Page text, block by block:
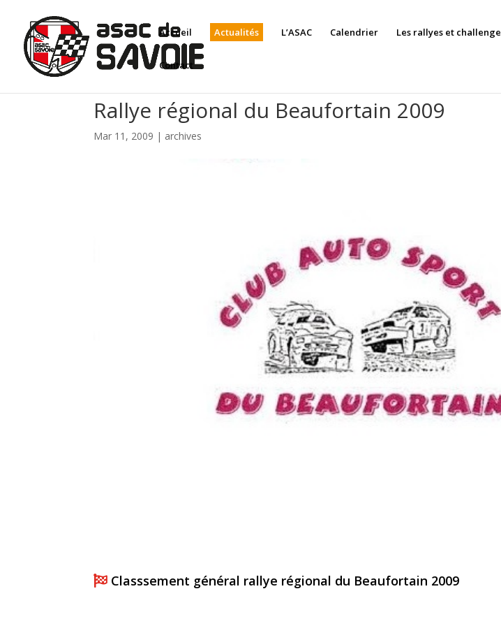
Accueil Actualités L’ASAC Calendrier Les rallyes et challenge
Contact
Rallye régional du Beaufortain 2009
Mar 11, 2009 | archives
 Classsement général rallye régional du Beaufortain 2009